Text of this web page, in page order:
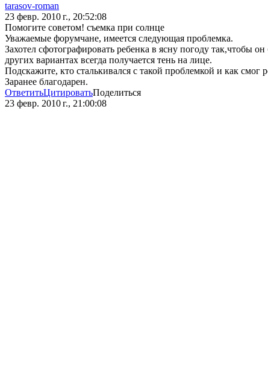
tarasov-roman
23 февр. 2010 г., 20:52:08
Помогите советом! съемка при солнце
Уважаемые форумчане, имеется следующая проблемка.
Захотел сфотографировать ребенка в ясну погоду так,чтобы
других вариантах всегда получается тень на лице.
Подскажите, кто сталькивался с такой проблемкой и как смог
Заранее благодарен.
ОтветитьЦитироватьПоделиться
23 февр. 2010 г., 21:00:08